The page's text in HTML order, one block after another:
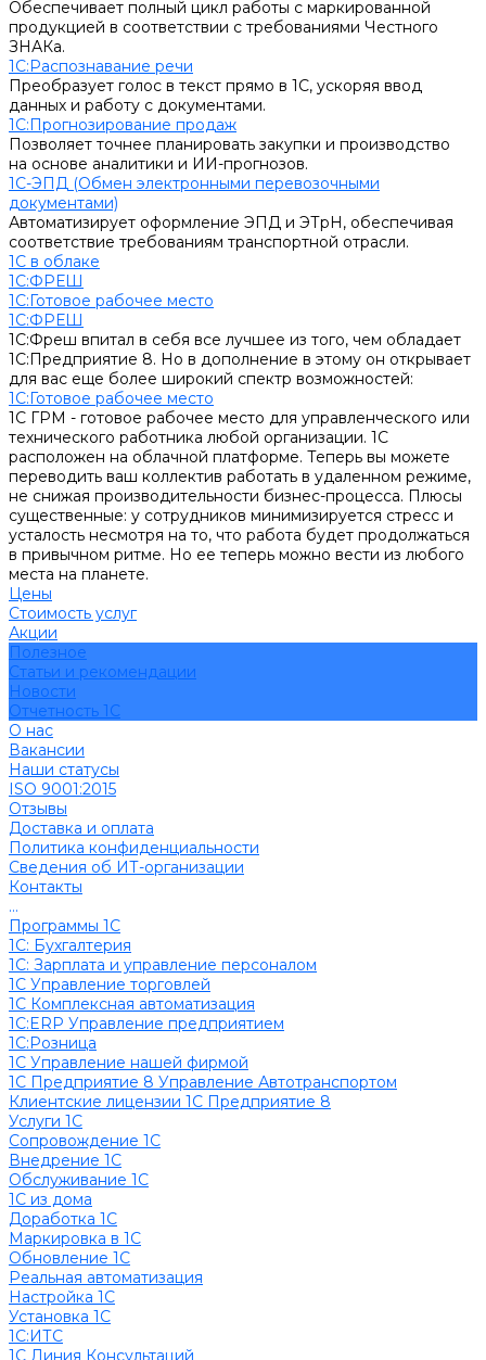
Обеспечивает полный цикл работы с маркированной
продукцией в соответствии с требованиями Честного
ЗНАКа.
1С:Распознавание речи
Преобразует голос в текст прямо в 1С, ускоряя ввод
данных и работу с документами.
1С:Прогнозирование продаж
Позволяет точнее планировать закупки и производство
на основе аналитики и ИИ-прогнозов.
1С-ЭПД (Обмен электронными перевозочными
документами)
Автоматизирует оформление ЭПД и ЭТрН, обеспечивая
соответствие требованиям транспортной отрасли.
1С в облаке
1С:ФРЕШ
1C:Готовое рабочее место
1С:ФРЕШ
1С:Фреш впитал в себя все лучшее из того, чем обладает
1С:Предприятие 8. Но в дополнение в этому он открывает
для вас еще более широкий спектр возможностей:
1C:Готовое рабочее место
1С ГРМ - готовое рабочее место для управленческого или
технического работника любой организации. 1С
расположен на облачной платформе. Теперь вы можете
переводить ваш коллектив работать в удаленном режиме,
не снижая производительности бизнес-процесса. Плюсы
существенные: у сотрудников минимизируется стресс и
усталость несмотря на то, что работа будет продолжаться
в привычном ритме. Но ее теперь можно вести из любого
места на планете.
Цены
Стоимость услуг
Акции
Полезное
Cтатьи и рекомендации
Новости
Отчетность 1С
О нас
Вакансии
Наши статусы
ISO 9001:2015
Отзывы
Доставка и оплата
Политика конфиденциальности
Сведения об ИТ-организации
Контакты
...
Программы 1С
1C: Бухгалтерия
1С: Зарплата и управление персоналом
1С Управление торговлей
1С Комплексная автоматизация
1С:ERP Управление предприятием
1С:Розница
1С Управление нашей фирмой
1С Предприятие 8 Управление Автотранспортом
Клиентские лицензии 1С Предприятие 8
Услуги 1С
Сопровождение 1С
Внедрение 1С
Обслуживание 1С
1С из дома
Доработка 1С
Маркировка в 1С
Обновление 1С
Реальная автоматизация
Настройка 1С
Установка 1С
1С:ИТС
1С Линия Консультаций